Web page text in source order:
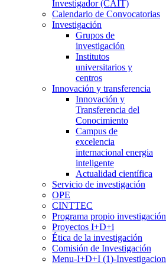
Investigador (CAIT)
Calendario de Convocatorias
Investigación
Grupos de
investigación
Institutos
universitarios y
centros
Innovación y transferencia
Innovación y
Transferencia del
Conocimiento
Campus de
excelencia
internacional energia
inteligente
Actualidad científica
Servicio de investigación
OPE
CINTTEC
Programa propio investigación
Proyectos I+D+i
Ética de la investigación
Comisión de Investigación
Menu-I+D+I (1)-Investigacion